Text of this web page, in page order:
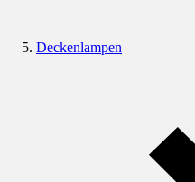
Deckenlampen